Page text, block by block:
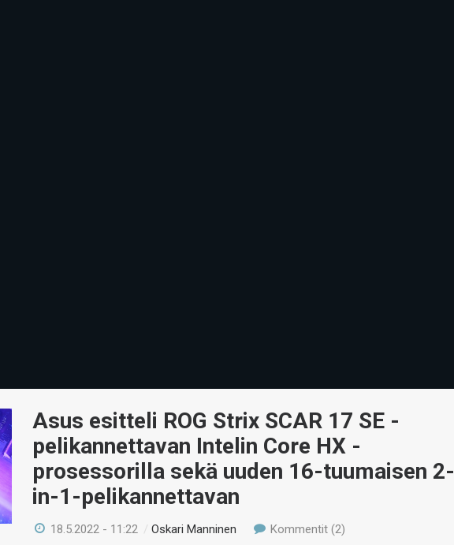
Asus esitteli ROG Strix SCAR 17 SE -
pelikannettavan Intelin Core HX -
prosessorilla sekä uuden 16-tuumaisen 2-
in-1-pelikannettavan
18.5.2022 - 11:22 /Oskari Manninen Kommentit (2)